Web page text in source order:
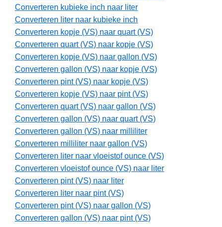
Converteren kubieke inch naar liter
Converteren liter naar kubieke inch
Converteren kopje (VS) naar quart (VS)
Converteren quart (VS) naar kopje (VS)
Converteren kopje (VS) naar gallon (VS)
Converteren gallon (VS) naar kopje (VS)
Converteren pint (VS) naar kopje (VS)
Converteren kopje (VS) naar pint (VS)
Converteren quart (VS) naar gallon (VS)
Converteren gallon (VS) naar quart (VS)
Converteren gallon (VS) naar milliliter
Converteren milliliter naar gallon (VS)
Converteren liter naar vloeistof ounce (VS)
Converteren vloeistof ounce (VS) naar liter
Converteren pint (VS) naar liter
Converteren liter naar pint (VS)
Converteren pint (VS) naar gallon (VS)
Converteren gallon (VS) naar pint (VS)